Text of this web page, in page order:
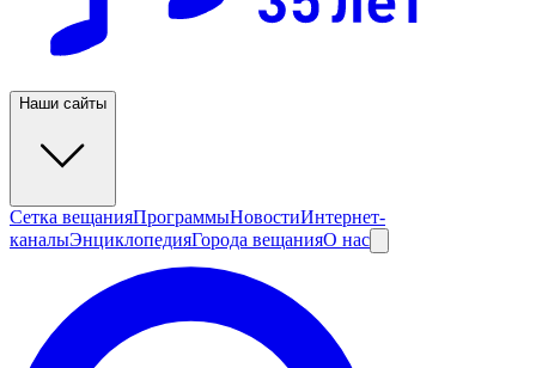
Наши сайты
Сетка вещанияПрограммыНовостиИнтернет-
каналыЭнциклопедияГорода вещанияО нас